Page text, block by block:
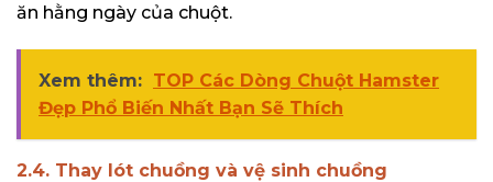
ăn hằng ngày của chuột.
Xem thêm: TOP Các Dòng Chuột Hamster
Đẹp Phổ Biến Nhất Bạn Sẽ Thích
2.4. Thay lót chuồng và vệ sinh chuồng